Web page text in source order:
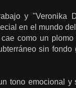
y "Veronika
en el mundo
como un
sin
tono emocional